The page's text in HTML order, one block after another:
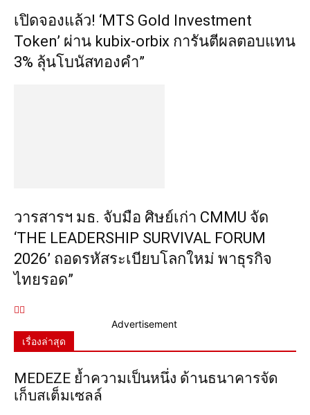
เปิดจองแล้ว! ‘MTS Gold Investment
Token’ ผ่าน kubix-orbix การันตีผลตอบแทน
3% ลุ้นโบนัสทองคำ”
วารสารฯ มธ. จับมือ ศิษย์เก่า CMMU จัด
‘THE LEADERSHIP SURVIVAL FORUM
2026’ ถอดรหัสระเบียบโลกใหม่ พาธุรกิจ
ไทยรอด”
Advertisement
เรื่องล่าสุด
MEDEZE ย้ำความเป็นหนึ่ง ด้านธนาคารจัด
เก็บสเต็มเซลล์